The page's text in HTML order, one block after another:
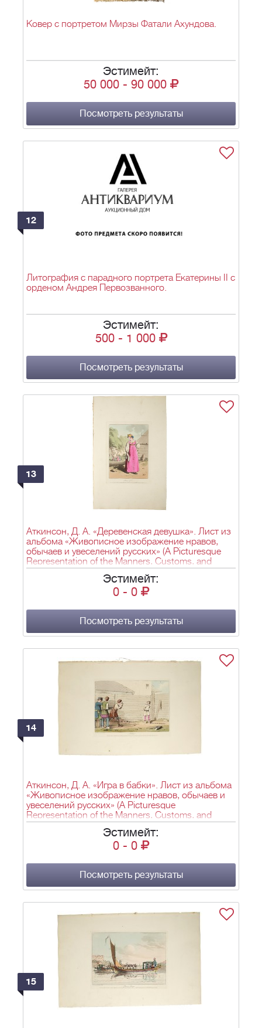
Ковер с портретом Мирзы Фатали Ахундова.
Эстимейт:
50 000 - 90 000
Посмотреть результаты
12
Литография с парадного портрета Екатерины II с
орденом Андрея Первозванного.
Эстимейт:
500- 1 000
Посмотреть результаты
13
Аткинсон, Д. А. «Деревенская девушка». Лист из
альбома «Живописное изображение нравов,
обычаев и увеселений русских» (A Picturesque
Representation of the Manners, Customs, and
Amusements of the Russians). Лондон. 1803–
Эстимейт:
0 - 0
Посмотреть результаты
14
Аткинсон, Д. А. «Игра в бабки». Лист из альбома
«Живописное изображение нравов, обычаев и
увеселений русских» (A Picturesque
Representation of the Manners, Customs, and
Amusements of the Russians). Лондон. 1803–
Эстимейт:
0 - 0
Посмотреть результаты
15